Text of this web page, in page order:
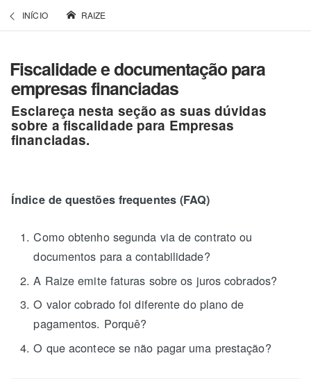
INÍCIO RAIZE
Fiscalidade e documentação para
empresas financiadas
Esclareça nesta seção as suas dúvidas
sobre a fiscalidade para Empresas
financiadas.
Índice de questões frequentes (FAQ)
Como obtenho segunda via de contrato ou
documentos para a contabilidade?
A Raize emite faturas sobre os juros cobrados?
O valor cobrado foi diferente do plano de
pagamentos. Porquê?
O que acontece se não pagar uma prestação?